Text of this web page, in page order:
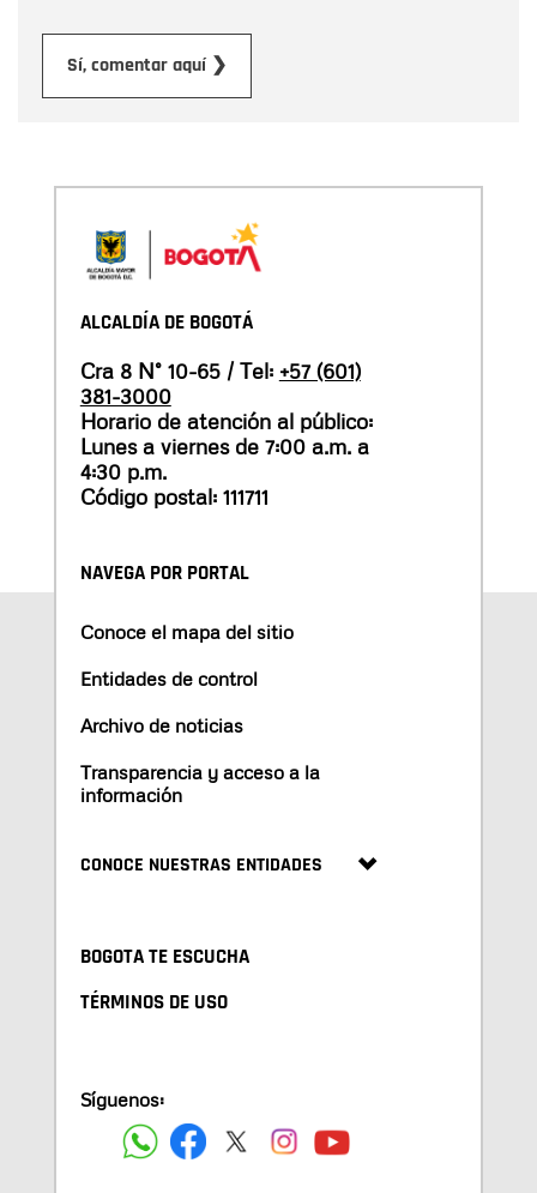
Sí, comentar aquí ❯
ALCALDÍA DE BOGOTÁ
Cra 8 N° 10-65 / Tel: +57 (601)
381-3000
Horario de atención al público:
Lunes a viernes de 7:00 a.m. a
4:30 p.m.
Código postal: 111711
NAVEGA POR PORTAL
Conoce el mapa del sitio
Entidades de control
Archivo de noticias
Transparencia y acceso a la
información
CONOCE NUESTRAS ENTIDADES
BOGOTA TE ESCUCHA
TÉRMINOS DE USO
Síguenos: